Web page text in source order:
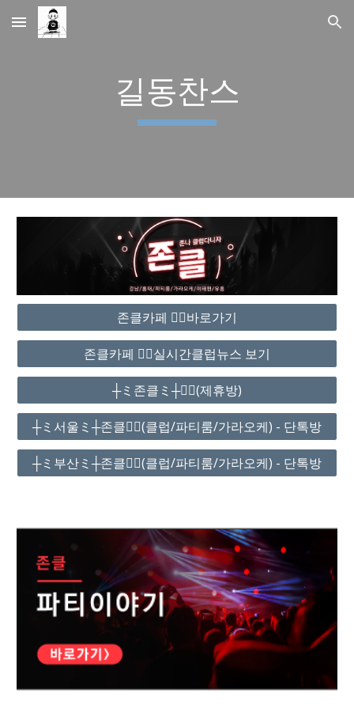
Skip to main content Skip to navigation
길동찬스
존클카페 ❤️‍🔥바로가기
존클카페 ❤️‍🔥실시간클럽뉴스 보기
┼ミ존클ミ┼❤️‍🔥(제휴방)
┼ミ서울ミ┼존클❤️‍🔥(클럽/파티룸/가라오케) - 단톡방
┼ミ부산ミ┼존클❤️‍🔥(클럽/파티룸/가라오케) - 단톡방